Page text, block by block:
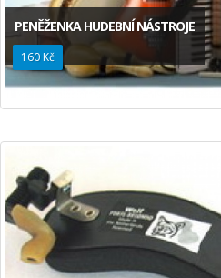
PENĚŽENKA HUDEBNÍ NÁSTROJE
160 Kč